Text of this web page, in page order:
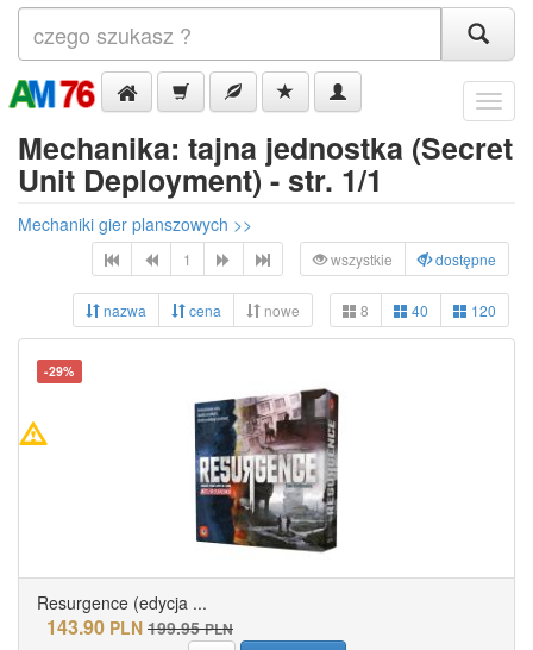
Menu
Mechanika: tajna jednostka (Secret
Unit Deployment) - str. 1/1
Mechaniki gier planszowych >>
1 wszystkie dostępne
nazwa cena nowe 8 40 120
-29%
Resurgence (edycja ...
143.90 PLN 199.95 PLN